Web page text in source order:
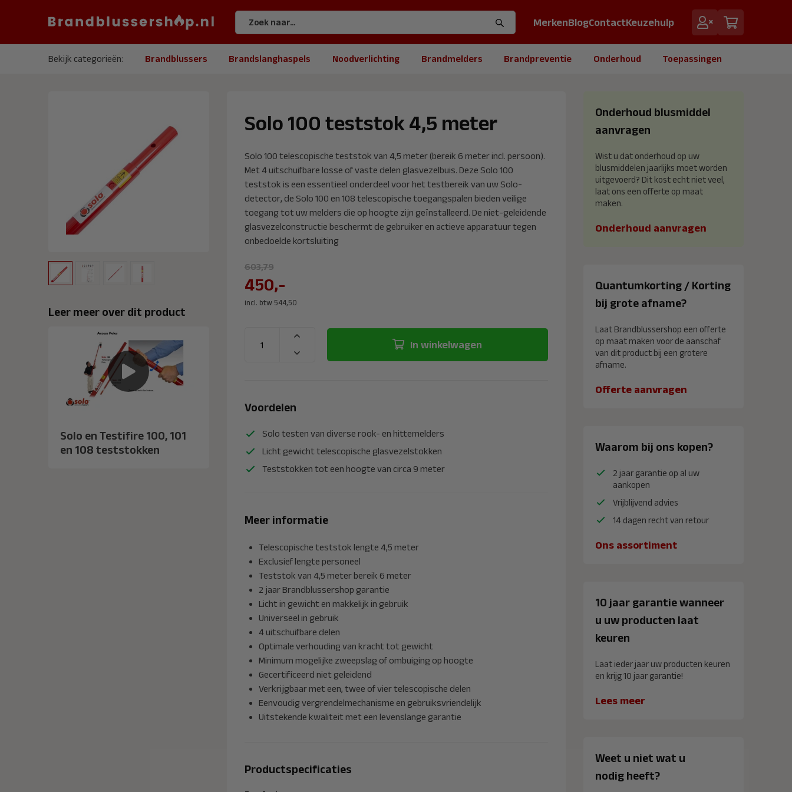
MerkenBlogContactKeuzehulp
Bekijk categorieën: Brandblussers Brandslanghaspels Noodverlichting Brandmelders Brandpreventie Onderhoud Toepassingen
Leer meer over dit product
Solo en Testifire 100, 101
en 108 teststokken
Solo 100 teststok 4,5 meter
Solo 100 telescopische teststok van 4,5 meter (bereik 6 meter incl. persoon).
Met 4 uitschuifbare losse of vaste delen glasvezelbuis. Deze Solo 100
teststok is een essentieel onderdeel voor het testbereik van uw Solo-
detector, de Solo 100 en 108 telescopische toegangspalen bieden veilige
toegang tot uw melders die op hoogte zijn geïnstalleerd. De niet-geleidende
glasvezelconstructie beschermt de gebruiker en actieve apparatuur tegen
onbedoelde kortsluiting
603,79
450,-
incl. btw 544,50
In winkelwagen
Voordelen
Solo testen van diverse rook- en hittemelders
Licht gewicht telescopische glasvezelstokken
Teststokken tot een hoogte van circa 9 meter
Meer informatie
Telescopische teststok lengte 4,5 meter
Exclusief lengte personeel
Teststok van 4,5 meter bereik 6 meter
2 jaar Brandblussershop garantie
Licht in gewicht en makkelijk in gebruik
Universeel in gebruik
4 uitschuifbare delen
Optimale verhouding van kracht tot gewicht
Minimum mogelijke zweepslag of ombuiging op hoogte
Gecertificeerd niet geleidend
Verkrijgbaar met een, twee of vier telescopische delen
Eenvoudig vergrendelmechanisme en gebruiksvriendelijk
Uitstekende kwaliteit met een levenslange garantie
Productspecificaties
Onderhoud blusmiddel
aanvragen
Wist u dat onderhoud op uw
blusmiddelen jaarlijks moet worden
uitgevoerd? Dit kost echt niet veel,
laat ons een offerte op maat
maken.
Onderhoud aanvragen
Quantumkorting / Korting
bij grote afname?
Laat Brandblussershop een offerte
op maat maken voor de aanschaf
van dit product bij een grotere
afname.
Offerte aanvragen
Waarom bij ons kopen?
2 jaar garantie op al uw
aankopen
Vrijblijvend advies
14 dagen recht van retour
Ons assortiment
10 jaar garantie wanneer
u uw producten laat
keuren
Laat ieder jaar uw producten keuren
en krijg 10 jaar garantie!
Lees meer
Weet u niet wat u
nodig heeft?